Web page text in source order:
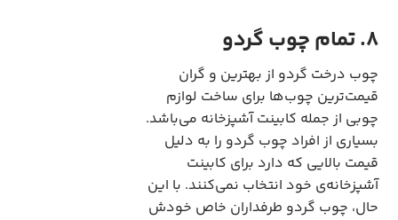
8. تمام چوب گردو
چوب درخت گردو از بهترین و گران
قیمت‌ترین چوب‌ها برای ساخت لوازم
چوبی از جمله کابینت آشپزخانه می‌باشد.
بسیاری از افراد چوب گردو را به دلیل
قیمت بالایی که دارد برای کابینت
آشپزخانه‌ی خود انتخاب نمی‌کنند. با این
حال، چوب گردو طرفداران خاص خودش